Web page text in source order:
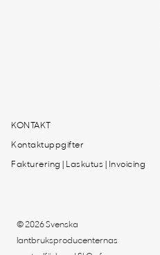
KONTAKT
Kontaktuppgifter
Fakturering | Laskutus | Invoicing
© 2026 Svenska
lantbruksproducenternas